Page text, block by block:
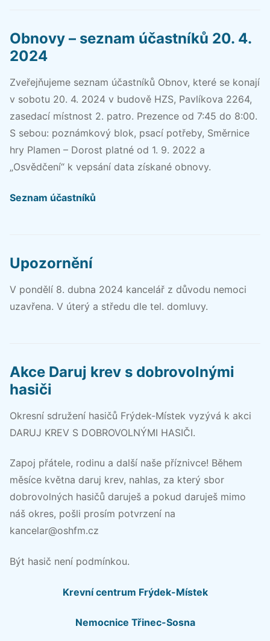
Obnovy – seznam účastníků 20. 4.
2024
Zveřejňujeme seznam účastníků Obnov, které se konají
v sobotu 20. 4. 2024 v budově HZS, Pavlíkova 2264,
zasedací místnost 2. patro. Prezence od 7:45 do 8:00.
S sebou: poznámkový blok, psací potřeby, Směrnice
hry Plamen – Dorost platné od 1. 9. 2022 a
„Osvědčení“ k vepsání data získané obnovy.
Seznam účastníků
Upozornění
V pondělí 8. dubna 2024 kancelář z důvodu nemoci
uzavřena. V úterý a středu dle tel. domluvy.
Akce Daruj krev s dobrovolnými
hasiči
Okresní sdružení hasičů Frýdek-Místek vyzývá k akci
DARUJ KREV S DOBROVOLNÝMI HASIČI.
Zapoj přátele, rodinu a další naše příznivce! Během
měsíce května daruj krev, nahlas, za který sbor
dobrovolných hasičů daruješ a pokud daruješ mimo
náš okres, pošli prosím potvrzení na
kancelar@oshfm.cz
Být hasič není podmínkou.
Krevní centrum Frýdek-Místek
Nemocnice Třinec-Sosna